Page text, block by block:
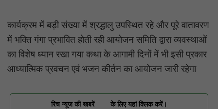
कार्यक्रम में बड़ी संख्या में श्रद्धालु उपस्थित रहे और पूरे वातावरण
में भक्ति गंगा प्रभावित होती रही आयोजन समिति द्वारा व्यवस्थाओं
का विशेष ध्यान रखा गया कथा के आगामी दिनों में भी इसी प्रकार
आध्यात्मिक प्रवचन एवं भजन कीर्तन का आयोजन जारी रहेगा
रिच न्यूज की खबरें के लिए यहां क्लिक करें।